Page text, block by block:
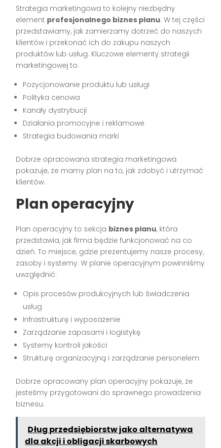
Strategia marketingowa to kolejny niezbędny
element profesjonalnego biznes planu. W tej części
przedstawiamy, jak zamierzamy dotrzeć do naszych
klientów i przekonać ich do zakupu naszych
produktów lub usług. Kluczowe elementy strategii
marketingowej to:
Pozycjonowanie produktu lub usługi
Polityka cenowa
Kanały dystrybucji
Działania promocyjne i reklamowe
Strategia budowania marki
Dobrze opracowana strategia marketingowa
pokazuje, że mamy plan na to, jak zdobyć i utrzymać
klientów.
Plan operacyjny
Plan operacyjny to sekcja biznes planu, która
przedstawia, jak firma będzie funkcjonować na co
dzień. To miejsce, gdzie prezentujemy nasze procesy,
zasoby i systemy. W planie operacyjnym powinniśmy
uwzględnić:
Opis procesów produkcyjnych lub świadczenia
usług
Infrastrukturę i wyposażenie
Zarządzanie zapasami i logistykę
Systemy kontroli jakości
Strukturę organizacyjną i zarządzanie personelem
Dobrze opracowany plan operacyjny pokazuje, że
jesteśmy przygotowani do sprawnego prowadzenia
biznesu.
Dług przedsiębiorstw jako alternatywa
dla akcji i obligacji skarbowych